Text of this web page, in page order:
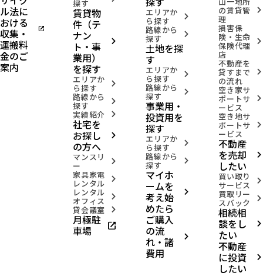
currency_yen 3,190
万
円
domain 柏
木
一
丁
目
シ
テ
ィ
ハ
ウ
ス
location_on 宮
県
仙
台
市
青
葉
区
柏
ル法に
おける
収集・
運搬料
金のご
案内
open_in_new
探す
賃貸物
件（テ
ナン
ト・事
業用）
を探す
arrow_forward_ios
エリアか
ら探す arrow_forward_ios
路線から
探す arrow_forward_ios
実績紹介 arrow_forward_ios
社宅を
お探し
の方へ
arrow_forward_ios
マンスリ
ー arrow_forward_ios
家具家電
レンタル arrow_forward_ios
レンタル
オフィス arrow_forward_ios
貸会議室 arrow_forward_ios
月極駐
車場 open_in_new
エリアか
ら探す arrow_forward_ios
路線から
探す arrow_forward_ios
土地を探
す
エリアか
ら探す arrow_forward_ios
路線から
探す arrow_forward_ios
事業用・
投資用を
探す
エリアか
ら探す arrow_forward_ios
路線から
探す arrow_forward_ios
マイホ
ームを
考え始
めたら
arrow_forward_ios
ご購入
の流
れ・諸
費用
arrow_forward_ios
の賃貸管
理
arrow_forward_ios
損害保
険・生命
保険代理
店
arrow_forward_ios
不動産を
貸すまで
の流れ
arrow_forward_ios
空き家サ
ポートサ
ービス
arrow_forward_ios
空き地サ
ポートサ
ービス
arrow_forward_ios
不動産
を売却
したい
arrow_forward_ios
買い取り
サービス arrow_forward_ios
買取リー
スバック arrow_forward_ios
相続相
談をし
たい
arrow_forward_ios
不動産
に投資
したい
arrow_forward_ios